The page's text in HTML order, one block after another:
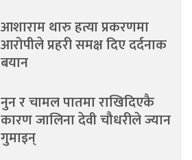
आशाराम थारु हत्या प्रकरणमा
आरोपीले प्रहरी समक्ष दिए दर्दनाक
बयान
नुन र चामल पातमा राखिदिएकै
कारण जालिना देवी चौधरीले ज्यान
गुमाइन्